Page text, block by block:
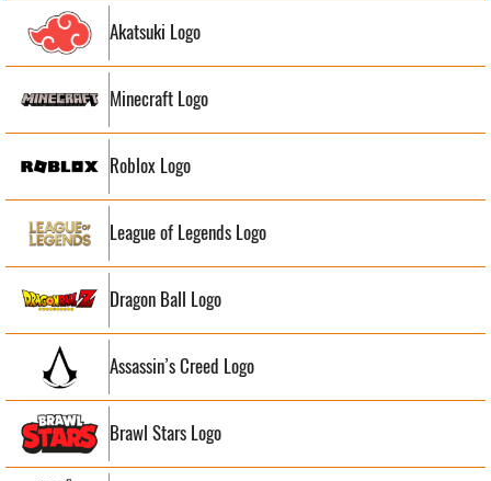
Akatsuki Logo
Minecraft Logo
Roblox Logo
League of Legends Logo
Dragon Ball Logo
Assassin’s Creed Logo
Brawl Stars Logo